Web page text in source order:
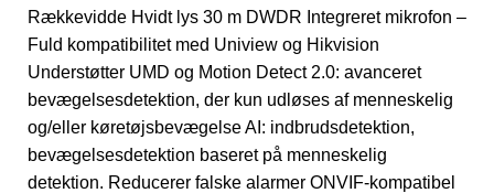
Rækkevidde Hvidt lys 30 m DWDR Integreret mikrofon –
Fuld kompatibilitet med Uniview og Hikvision
Understøtter UMD og Motion Detect 2.0: avanceret
bevægelsesdetektion, der kun udløses af menneskelig
og/eller køretøjsbevægelse AI: indbrudsdetektion,
bevægelsesdetektion baseret på menneskelig
detektion. Reducerer falske alarmer ONVIF-kompatibel